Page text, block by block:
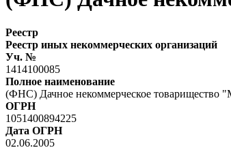
Реестр
Реестр иных некоммерческих организаций
Уч. №
1414100085
Полное наименование
(ФНС) Дачное некоммерческое товарищество
ОГРН
1051400894225
Дата ОГРН
02.06.2005